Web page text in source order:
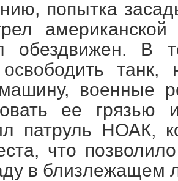
попытка
обездвижен. В
военные
ее
патруль НОАК,
что
в близлежащем